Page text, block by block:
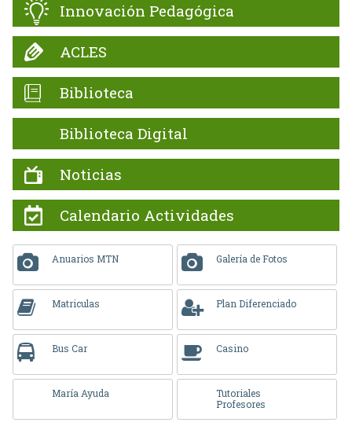
Innovación Pedagógica
ACLES
Biblioteca
Biblioteca Digital
Noticias
Calendario Actividades
Anuarios MTN Galería de Fotos
Matriculas Plan Diferenciado
Bus Car Casino
María Ayuda
Tutoriales
Profesores